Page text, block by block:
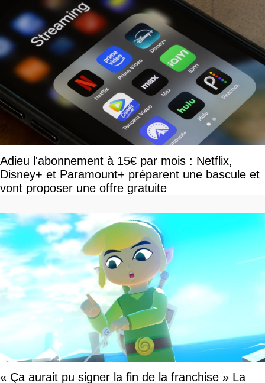
Adieu l'abonnement à 15€ par mois : Netflix,
Disney+ et Paramount+ préparent une bascule et
vont proposer une offre gratuite
« Ça aurait pu signer la fin de la franchise » La